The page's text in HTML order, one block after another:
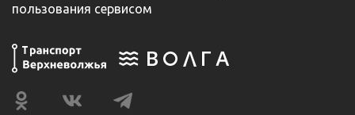
пользования сервисом